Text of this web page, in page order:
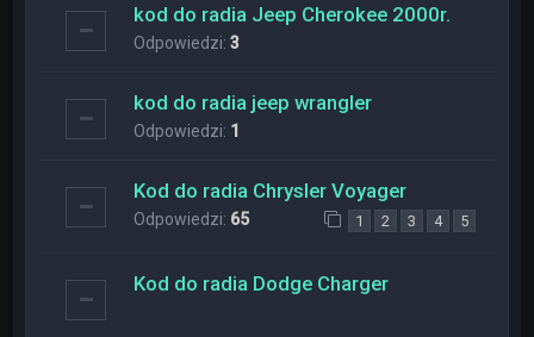
kod do radia Jeep Cherokee 2000r.
Odpowiedzi:3
kod do radia jeep wrangler
Odpowiedzi: 1
Kod do radia Chrysler Voyager
Odpowiedzi: 65 1 2 3 4 5
Kod do radia Dodge Charger